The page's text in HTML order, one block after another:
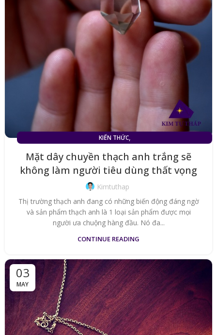
KIẾN THỨC,
Mặt dây chuyền thạch anh trắng sẽ
không làm người tiêu dùng thất vọng
Kimtuthap
Thị trường thạch anh đang có những biến động đáng ngờ
và sản phẩm thạch anh là 1 loại sản phẩm được mọi
người ưa chuộng hàng đầu. Nó đa...
CONTINUE READING
03
MAY